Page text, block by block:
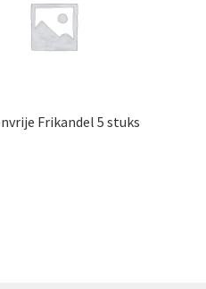
Frikandel 5 stuks